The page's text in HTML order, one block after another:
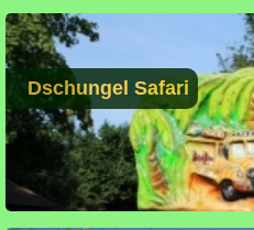
Dschungel Safari